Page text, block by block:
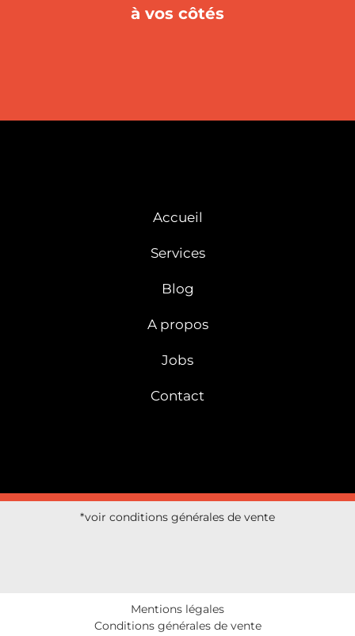
à vos côtés
Accueil
Services
Blog
A propos
Jobs
Contact
*voir conditions générales de vente
Mentions légales
Conditions générales de vente